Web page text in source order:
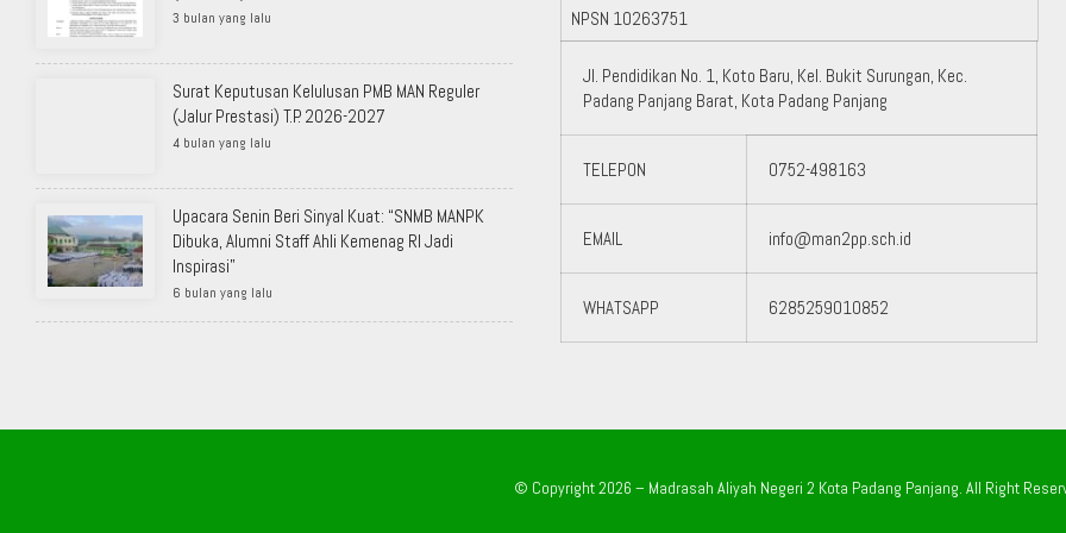
3 bulan yang lalu
Surat Keputusan Kelulusan PMB MAN Reguler
(Jalur Prestasi) T.P. 2026-2027
4 bulan yang lalu
Upacara Senin Beri Sinyal Kuat: “SNMB MANPK
Dibuka, Alumni Staff Ahli Kemenag RI Jadi
Inspirasi”
6 bulan yang lalu
NPSN 10263751
Jl. Pendidikan No. 1, Koto Baru, Kel. Bukit Surungan, Kec.
Padang Panjang Barat, Kota Padang Panjang
TELEPON 0752-498163
EMAIL info@man2pp.sch.id
WHATSAPP 6285259010852
© Copyright 2026 – Madrasah Aliyah Negeri 2 Kota Padang Panjang. All Right